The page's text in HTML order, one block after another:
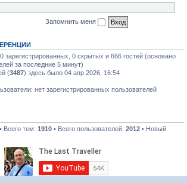
Запомнить меня
зарегистрированных, 0 скрытых и 666 гостей (основано
за последние 5 минут)
(3487) здесь было 04 апр 2026, 16:54
нет зарегистрированных пользователей
• Всего тем: 1910 • Всего пользователей: 2012 • Новый